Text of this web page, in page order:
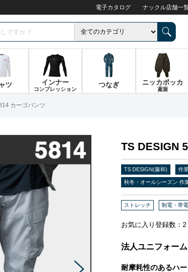
電子カタログ ナックル店舗一
ツ インナー
コンプレッション
つなぎ ニッカポッカ
鳶服
カーゴパンツ
TS DESIGN
TS DESIGN(藤和) 作
秋冬・オールシーズン 作
ストレッチ 制電・帯
お気に入り登録数： 2
法人ユニフォー
耐摩耗性のあるハ